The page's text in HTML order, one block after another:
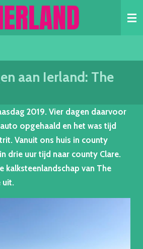
aan Ierland: The
2019. Vier dagen daarvoor
opgehaald en het was tijd
Vanuit ons huis in county
drie uur tijd naar county Clare.
kalksteenlandschap van The
uit.